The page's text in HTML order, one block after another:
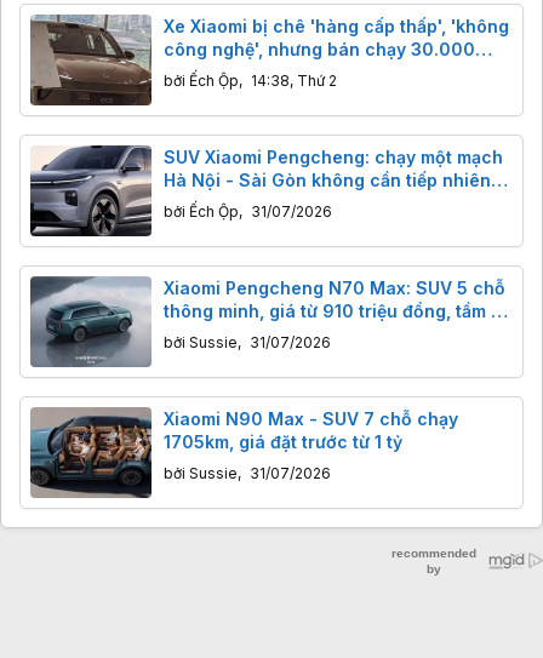
Xe Xiaomi bị chê 'hàng cấp thấp', 'không
công nghệ', nhưng bán chạy 30.000
chiếc: 'Redmi ô tô' là lời khen hay chê?
bởi Ếch Ộp, 14:38, Thứ 2
SUV Xiaomi Pengcheng: chạy một mạch
Hà Nội - Sài Gòn không cần tiếp nhiên
liệu?
bởi Ếch Ộp, 31/07/2026
Xiaomi Pengcheng N70 Max: SUV 5 chỗ
thông minh, giá từ 910 triệu đồng, tầm xa
1461km.
bởi Sussie, 31/07/2026
Xiaomi N90 Max - SUV 7 chỗ chạy
1705km, giá đặt trước từ 1 tỷ
bởi Sussie, 31/07/2026